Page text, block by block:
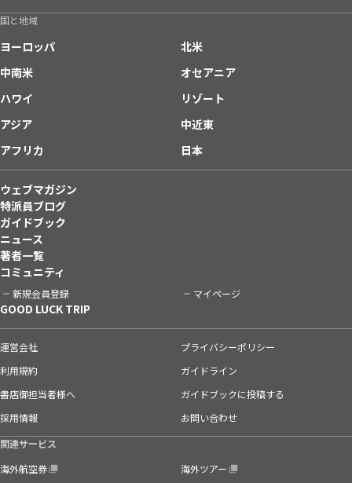
国と地域
ヨーロッパ
北米
中南米
オセアニア
ハワイ
リゾート
アジア
中近東
アフリカ
日本
ウェブマガジン
特派員ブログ
ガイドブック
ニュース
著者一覧
コミュニティ
新規会員登録 マイページ
GOOD LUCK TRIP
運営会社
プライバシーポリシー
利用規約
ガイドライン
書店御担当者様へ
ガイドブックに投稿する
採用情報
お問い合わせ
関連サービス
海外航空券
海外ツアー